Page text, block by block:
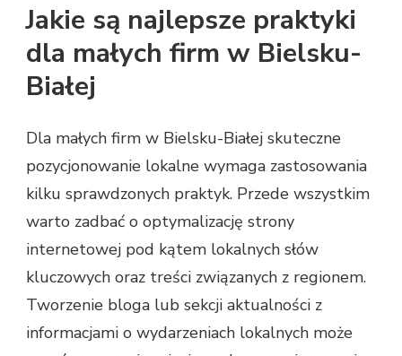
Jakie są najlepsze praktyki
dla małych firm w Bielsku-
Białej
Dla małych firm w Bielsku-Białej skuteczne
pozycjonowanie lokalne wymaga zastosowania
kilku sprawdzonych praktyk. Przede wszystkim
warto zadbać o optymalizację strony
internetowej pod kątem lokalnych słów
kluczowych oraz treści związanych z regionem.
Tworzenie bloga lub sekcji aktualności z
informacjami o wydarzeniach lokalnych może